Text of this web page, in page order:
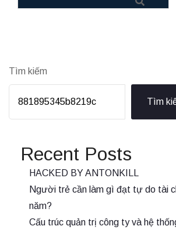
Tìm kiếm
Tìm
Recent Posts
HACKED BY ANTONKILL
Người trẻ cần làm gì đạt tự do tài
năm?
Cấu trúc quản trị công ty và hệ